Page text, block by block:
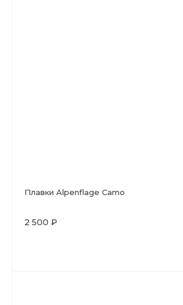
Плавки Alpenflage Camo
2 500 ₽